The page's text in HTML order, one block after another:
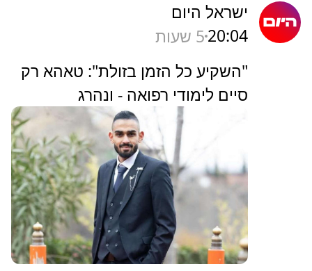
ישראל היום
20:045 שעות
"השקיע כל הזמן בזולת": טאהא רק
סיים לימודי רפואה - ונהרג